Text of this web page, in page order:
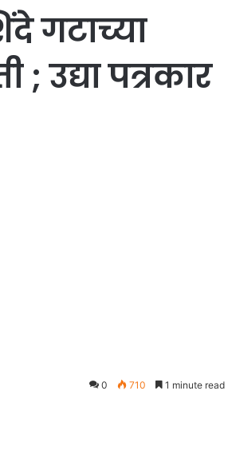
गटाच्या
पत्रकार
0 710 1 minute read